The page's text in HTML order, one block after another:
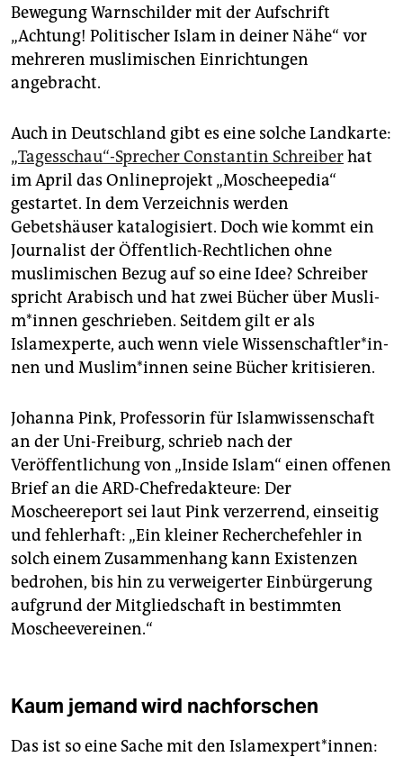
Bewegung Warnschilder mit der Aufschrift
„Achtung! Politischer Islam in deiner Nähe“ vor
mehreren muslimischen Einrichtungen
angebracht.
Auch in Deutschland gibt es eine solche Landkarte:
„Tagesschau“-Sprecher Constantin Schreiberhat
im April das Onlineprojekt „Moscheepedia“
gestartet. In dem Verzeichnis werden
Gebetshäuser katalogisiert. Doch wie kommt ein
Journalist der Öffentlich-Rechtlichen ohne
muslimischen Bezug auf so eine Idee? Schreiber
spricht Arabisch und hat zwei Bücher über Mus­li­
m*in­nen geschrieben. Seitdem gilt er als
Islamexperte, auch wenn viele Wis­sen­schaft­le­r*in­
nen und Mus­li­m*in­nen seine Bücher kritisieren.
Johanna Pink, Professorin für Islamwissenschaft
an der Uni-Freiburg, schrieb nach der
Veröffentlichung von „Inside Islam“ einen offenen
Brief an die ARD-Chefredakteure: Der
Moscheereport sei laut Pink verzerrend, einseitig
und fehlerhaft: „Ein kleiner Recherchefehler in
solch einem Zusammenhang kann Existenzen
bedrohen, bis hin zu verweigerter Einbürgerung
aufgrund der Mitgliedschaft in bestimmten
Moscheevereinen.“
Kaum jemand wird nachforschen
Das ist so eine Sache mit den Islamexpert*innen: